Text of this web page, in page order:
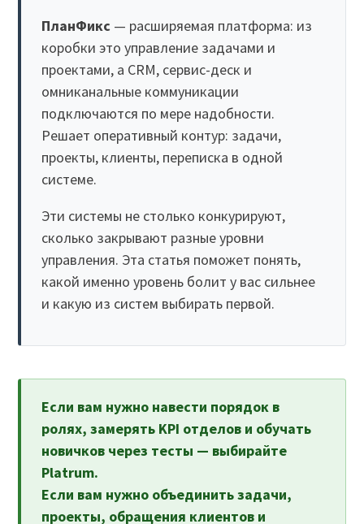
ПланФикс — расширяемая платформа: из
коробки это управление задачами и
проектами, а CRM, сервис-деск и
омниканальные коммуникации
подключаются по мере надобности.
Решает оперативный контур: задачи,
проекты, клиенты, переписка в одной
системе.
Эти системы не столько конкурируют,
сколько закрывают разные уровни
управления. Эта статья поможет понять,
какой именно уровень болит у вас сильнее
и какую из систем выбирать первой.
Если вам нужно навести порядок в
ролях, замерять KPI отделов и обучать
новичков через тесты — выбирайте
Platrum.
Если вам нужно объединить задачи,
проекты, обращения клиентов и